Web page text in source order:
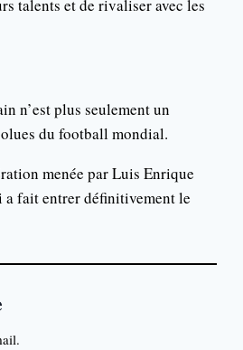
talents et de rivaliser avec les
n’est plus seulement un
du football mondial.
menée par Luis Enrique
a fait entrer définitivement le